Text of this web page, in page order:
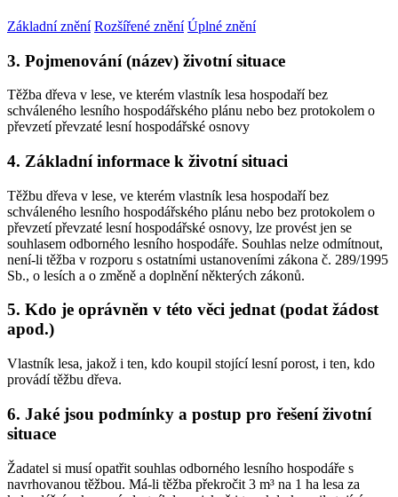
Základní znění Rozšířené znění Úplné znění
3. Pojmenování (název) životní situace
Těžba dřeva v lese, ve kterém vlastník lesa hospodaří bez
schváleného lesního hospodářského plánu nebo bez protokolem o
převzetí převzaté lesní hospodářské osnovy
4. Základní informace k životní situaci
Těžbu dřeva v lese, ve kterém vlastník lesa hospodaří bez
schváleného lesního hospodářského plánu nebo bez protokolem o
převzetí převzaté lesní hospodářské osnovy, lze provést jen se
souhlasem odborného lesního hospodáře. Souhlas nelze odmítnout,
není-li těžba v rozporu s ostatními ustanoveními zákona č. 289/1995
Sb., o lesích a o změně a doplnění některých zákonů.
5. Kdo je oprávněn v této věci jednat (podat žádost
apod.)
Vlastník lesa, jakož i ten, kdo koupil stojící lesní porost, i ten, kdo
provádí těžbu dřeva.
6. Jaké jsou podmínky a postup pro řešení životní
situace
Žadatel si musí opatřit souhlas odborného lesního hospodáře s
navrhovanou těžbou. Má-li těžba překročit 3 m³ na 1 ha lesa za